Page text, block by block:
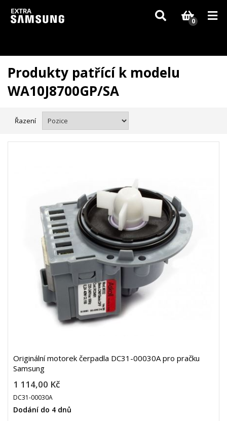
Vzhledem k aktuální situaci se může dodání dílů, které nejsou skladem,
zpozdit. Děkujeme za pochopení.
0
Produkty patřící k modelu
WA10J8700GP/SA
Řazení
Originální motorek čerpadla DC31-00030A pro pračku
Samsung
1 114,00 Kč
DC31-00030A
Dodání do 4 dnů